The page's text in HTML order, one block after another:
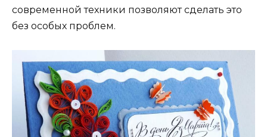
современной техники позволяют сделать это
без особых проблем.